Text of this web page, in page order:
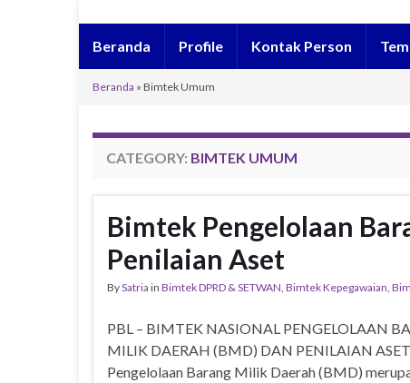
Beranda Profile Kontak Person
Beranda » Bimtek Umum
CATEGORY: BIMTEK UMUM
Bimtek Pengelolaan
Penilaian Aset
BySatria in Bimtek DPRD & SETWAN Bimtek Kepegawaian
PBL – BIMTEK NASIONAL PENGELOLAAN
MILIK DAERAH (BMD) DAN PENILAIAN ASET
Pengelolaan Barang Milik Daerah (BMD)